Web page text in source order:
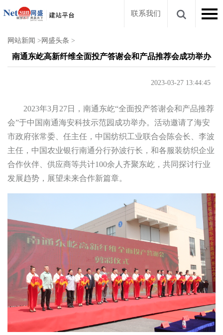
联系我们
网站新闻 > 网盛头条 >
南通东屹高新纤维全面投产答谢会和产品推荐会成功举办
2023-03-27 13:44:45
2023年3月27日，南通东屹“全面投产答谢会和产品推荐
会”于中国南通海安科技示范园成功举办。活动邀请了海安
市政府张常委、任主任，中国纺织工业联合会陈会长、李波
主任，中国农业银行南通分行孙波行长，和各服装纺织企业
合作伙伴、供应商等共计100余人齐聚东屹，共同探讨行业
发展趋势，展望未来合作新篇章。